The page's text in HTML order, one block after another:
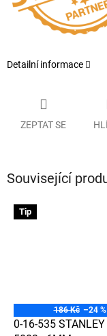
Detailní informace
ZEPTAT SE
Související
Tip
186 Kč –24 %
0-16-535 STANLEY